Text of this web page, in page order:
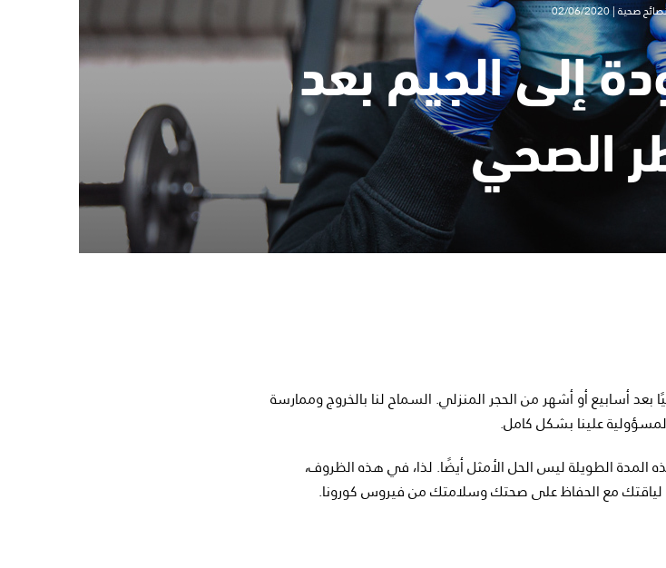
صحية | 02/06/2020
إلى الجيم بعد
الصحي
بعد أسابيع أو أشهر من الحجر المنزلي. السماح لنا بالخروج وممارسة
علينا بشكل كامل.
المدة الطويلة ليس الحل الأمثل أيضًا. لذا، في هذه الظروف،
مع الحفاظ على صحتك وسلامتك من فيروس كورونا.